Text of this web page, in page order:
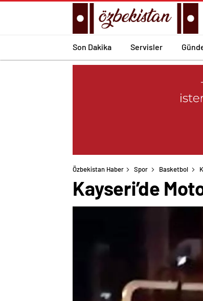
Son Dakika Servisler
Özbekistan Haber Spor Basketbol
Kayseri’de